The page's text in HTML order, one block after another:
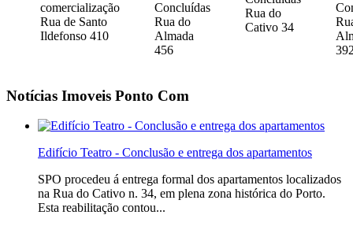
comercialização
Rua de Santo
Ildefonso 410
Concluídas
Rua do
Almada
456
Rua do
Cativo 34
Notícias Imoveis Ponto Com
Edifício Teatro - Conclusão e entrega dos apartamentos
SPO procedeu á entrega formal dos apartamentos localizados
na Rua do Cativo n. 34, em plena zona histórica do Porto.
Esta reabilitação contou...